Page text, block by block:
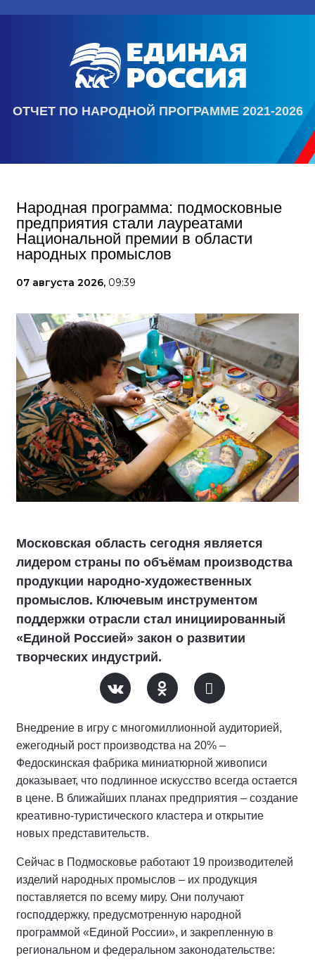
ОТЧЕТ ПО НАРОДНОЙ ПРОГРАММЕ 2021-2026
Народная программа: подмосковные
предприятия стали лауреатами
Национальной премии в области
народных промыслов
07 августа 2026, 09:39
Московская область сегодня является
лидером страны по объёмам производства
продукции народно-художественных
промыслов. Ключевым инструментом
поддержки отрасли стал инициированный
«Единой Россией» закон о развитии
творческих индустрий.
Внедрение в игру с многомиллионной аудиторией,
ежегодный рост производства на 20% –
Федоскинская фабрика миниатюрной живописи
доказывает, что подлинное искусство всегда остается
в цене. В ближайших планах предприятия – создание
креативно-туристического кластера и открытие
новых представительств.
Сейчас в Подмосковье работают 19 производителей
изделий народных промыслов – их продукция
поставляется по всему миру. Они получают
господдержку, предусмотренную народной
программой «Единой России», и закрепленную в
региональном и федеральном законодательстве: